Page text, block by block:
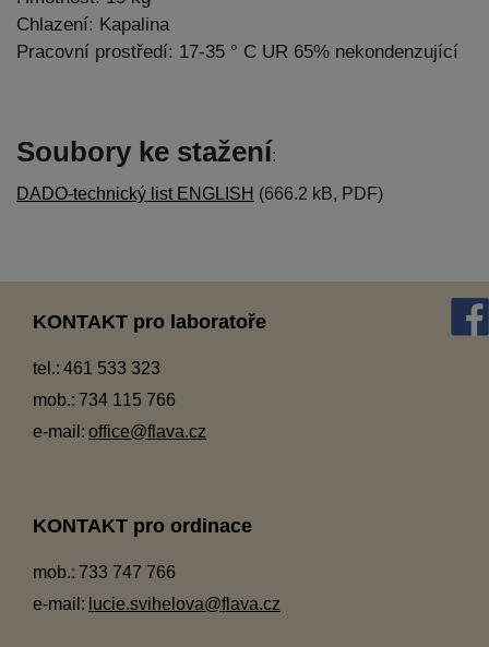
Chlazení: Kapalina
Pracovní prostředí: 17-35 ° C UR 65% nekondenzující
Soubory ke stažení:
DADO-technický list ENGLISH (666.2 kB, PDF)
KONTAKT pro laboratoře
tel.: 461 533 323
mob.: 734 115 766
e-mail: office@flava.cz
KONTAKT pro ordinace
mob.: 733 747 766
e-mail: lucie.svihelova@flava.cz